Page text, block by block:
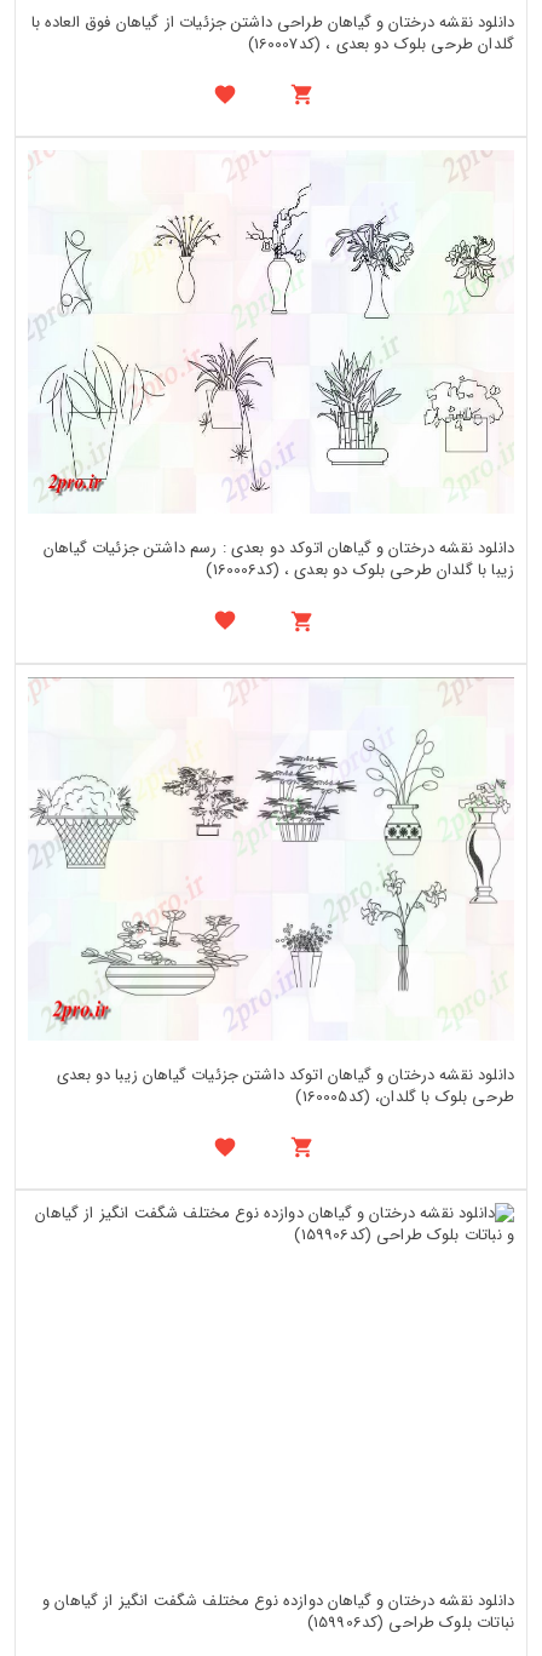
دانلود نقشه درختان و گیاهان طراحی داشتن جزئیات از گیاهان فوق العاده با
گلدان طرحی بلوک دو بعدی ، (کد160007)
دانلود نقشه درختان و گیاهان اتوکد دو بعدی : رسم داشتن جزئیات گیاهان
زیبا با گلدان طرحی بلوک دو بعدی ، (کد160006)
دانلود نقشه درختان و گیاهان اتوکد داشتن جزئیات گیاهان زیبا دو بعدی
طرحی بلوک با گلدان، (کد160005)
دانلود نقشه درختان و گیاهان دوازده نوع مختلف شگفت انگیز از گیاهان و
نباتات بلوک طراحی (کد159906)